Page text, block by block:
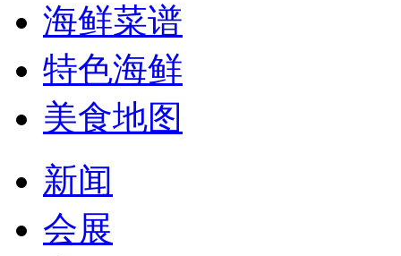
海鲜菜谱
特色海鲜
美食地图
新闻
会展